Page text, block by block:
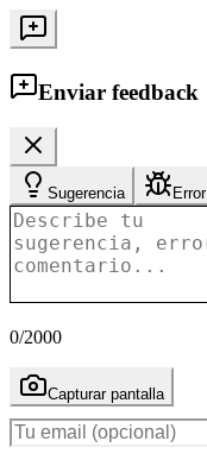
Enviar feedback
Sugerencia Error
0/2000
Capturar pantalla